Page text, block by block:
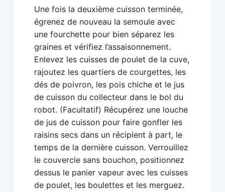
Une fois la deuxième cuisson terminée,
égrenez de nouveau la semoule avec
une fourchette pour bien séparez les
graines et vérifiez l’assaisonnement.
Enlevez les cuisses de poulet de la cuve,
rajoutez les quartiers de courgettes, les
dés de poivron, les pois chiche et le jus
de cuisson du collecteur dans le bol du
robot. (Facultatif) Récupérez une louche
de jus de cuisson pour faire gonfler les
raisins secs dans un récipient à part, le
temps de la dernière cuisson. Verrouillez
le couvercle sans bouchon, positionnez
dessus le panier vapeur avec les cuisses
de poulet, les boulettes et les merguez.